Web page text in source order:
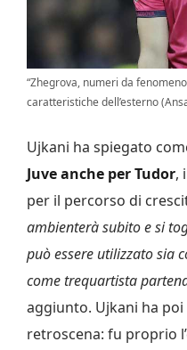
“Zhegrova, numeri da
caratteristiche dell’esterno
Ujkani ha spiegato
Juve anche per Tudor,
per il percorso di
ambienterà subito e si
può essere utilizzato sia
come trequartista
aggiunto. Ujkani ha
retroscena: fu proprio